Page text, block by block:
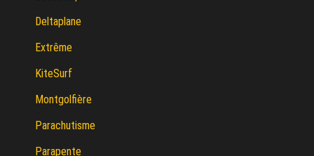
Deltaplane
Extrême
KiteSurf
Montgolfière
Parachutisme
Parapente